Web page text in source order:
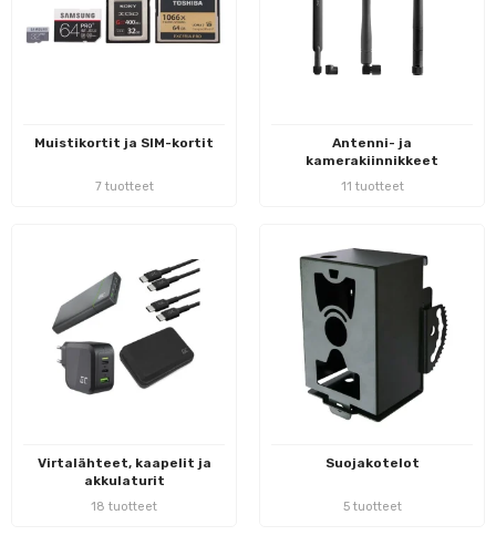
Muistikortit ja SIM-kortit
7 tuotteet
Antenni- ja
kamerakiinnikkeet
11 tuotteet
Virtalähteet, kaapelit ja
akkulaturit
18 tuotteet
Suojakotelot
5 tuotteet